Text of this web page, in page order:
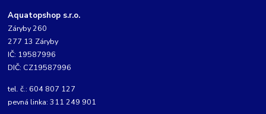
Aquatopshop s.r.o.
Záryby 260
277 13 Záryby
IČ: 19587996
DIČ: CZ19587996
tel. č.: 604 807 127
pevná linka: 311 249 901